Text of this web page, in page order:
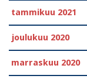
tammikuu 2021
joulukuu 2020
marraskuu 2020